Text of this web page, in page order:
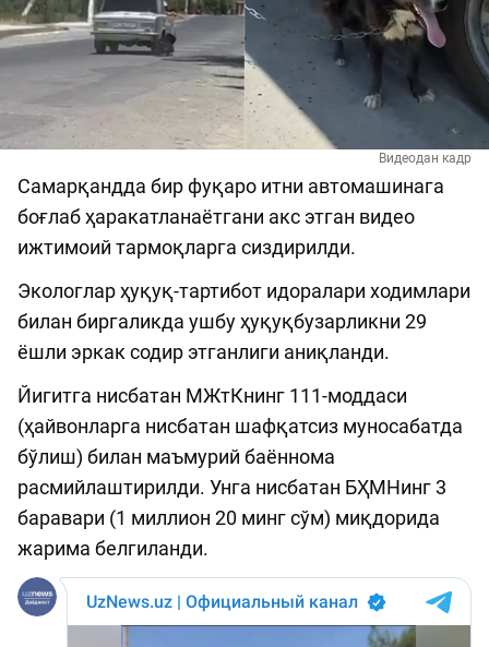
Видеодан кадр
Самарқандда бир фуқаро итни автомашинага
боғлаб ҳаракатланаётгани акс этган видео
ижтимоий тармоқларга сиздирилди.
Экологлар ҳуқуқ-тартибот идоралари ходимлари
билан биргаликда ушбу ҳуқуқбузарликни 29
ёшли эркак содир этганлиги аниқланди.
Йигитга нисбатан МЖтКнинг 111-моддаси
(ҳайвонларга нисбатан шафқатсиз муносабатда
бўлиш) билан маъмурий баённома
расмийлаштирилди. Унга нисбатан БҲМНинг 3
баравари (1 миллион 20 минг сўм) миқдорида
жарима белгиланди.